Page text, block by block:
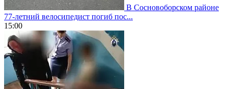
В Сосновоборском районе
77-летний велосипедист погиб пос...
15:00